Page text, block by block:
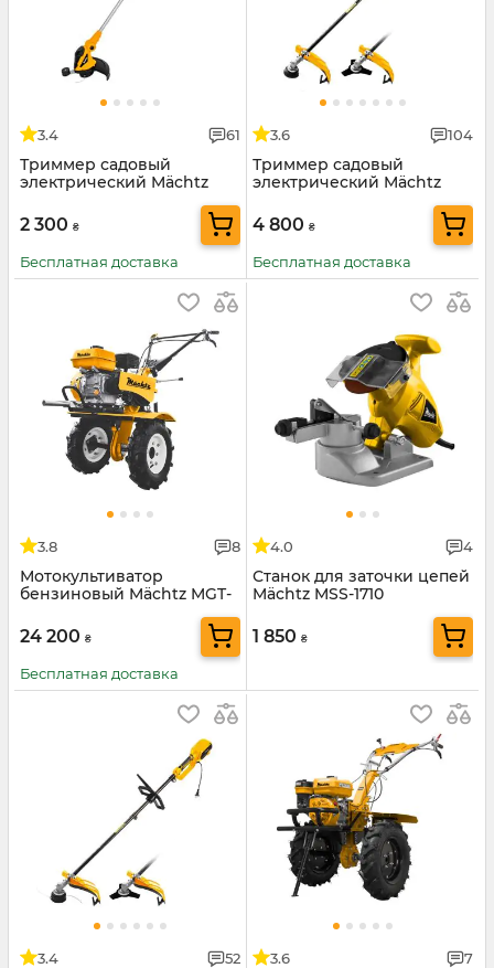
3.4 61
Триммер садовый
электрический Mächtz
2 300 ₴
Бесплатная доставка
3.6 104
Триммер садовый
электрический Mächtz
4 800 ₴
Бесплатная доставка
3.8 8
Мотокультиватор
бензиновый Mächtz MGT-
24 200 ₴
Бесплатная доставка
4.0 4
Станок для заточки цепей
Mächtz MSS-1710
1 850 ₴
3.4 52 3.6 7